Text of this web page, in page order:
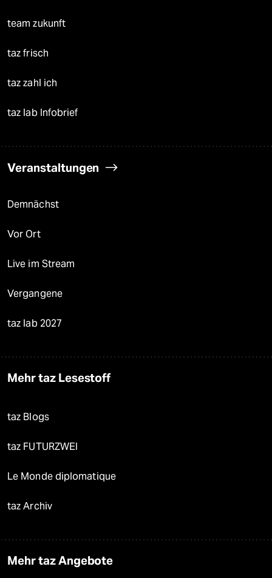
team zukunft
taz frisch
taz zahl ich
taz lab Infobrief
Veranstaltungen
Demnächst
Vor Ort
Live im Stream
Vergangene
taz lab 2027
Mehr taz Lesestoff
taz Blogs
taz FUTURZWEI
Le Monde diplomatique
taz Archiv
Mehr taz Angebote